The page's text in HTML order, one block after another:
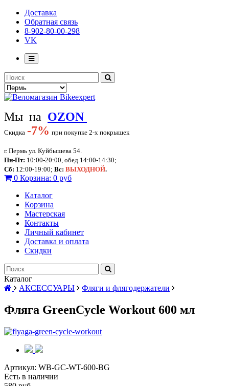
Доставка
Обратная связь
8-902-80-00-298
VK
Мы на OZON
Скидка -7% при покупке 2-х покрышек
г. Пермь ул. Куйбышева 54.
Пн-Пт: 10:00-20:00, обед 14:00-14:30;
Сб: 12:00-19:00; Вс: ВЫХОДНОЙ.
0 Корзина: 0 руб
Каталог
Корзина
Мастерская
Контакты
Личный кабинет
Доставка и оплата
Скидки
Каталог
АКСЕССУАРЫ
Фляги и флягодержатели
Фляга GreenCycle Workout 600 мл
Артикул: WB-GC-WT-600-BG
Есть в наличии